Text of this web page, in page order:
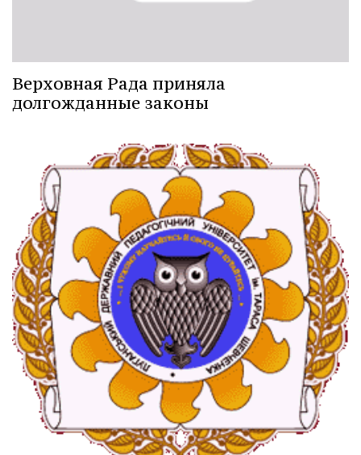
Верховная Рада приняла
долгожданные законы